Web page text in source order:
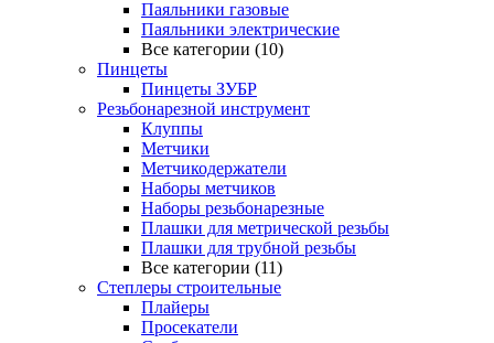
Паяльники газовые
Паяльники электрические
Все категории (10)
Пинцеты
Пинцеты ЗУБР
Резьбонарезной инструмент
Клуппы
Метчики
Метчикодержатели
Наборы метчиков
Наборы резьбонарезные
Плашки для метрической резьбы
Плашки для трубной резьбы
Все категории (11)
Степлеры строительные
Плайеры
Просекатели